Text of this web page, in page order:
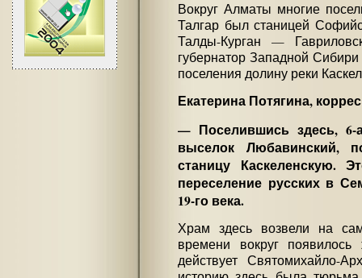
Вокруг Алматы многие
Талгар был станицей
Талды-Курган —
губернатор Западной
поселения долину реки
Екатерина Потягина,
— Поселившись здесь, 6-
выселок Любавинский,
станицу Каскеленскую.
переселение русских в
19-го века.
Храм здесь возвели на
времени вокруг
действует Святомихайло-